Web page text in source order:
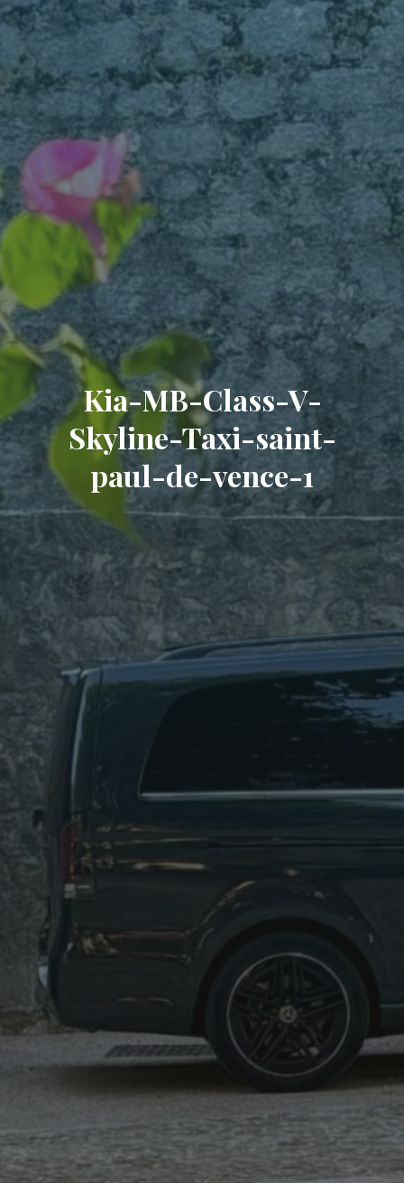
Kia-MB-Class-V-
Skyline-Taxi-saint-
paul-de-vence-1